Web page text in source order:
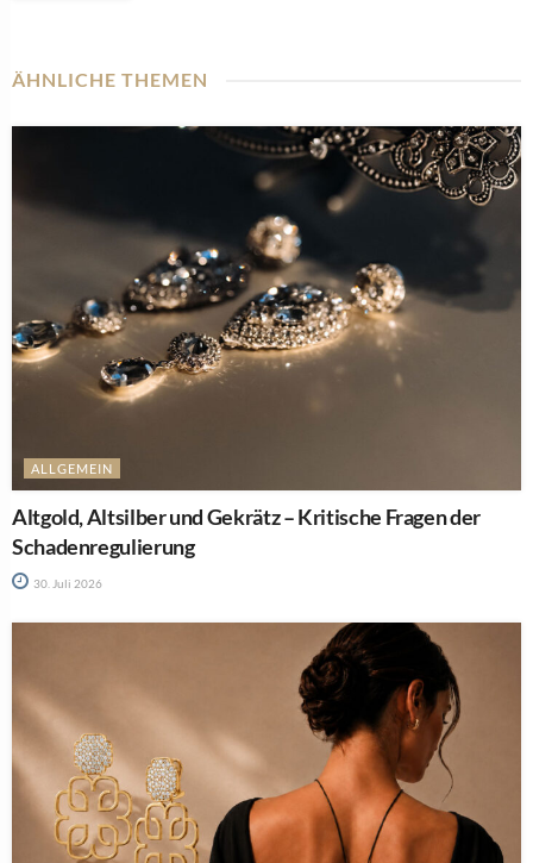
ÄHNLICHE THEMEN
ALLGEMEIN
Altgold, Altsilber und Gekrätz – Kritische Fragen der
Schadenregulierung
30. Juli 2026